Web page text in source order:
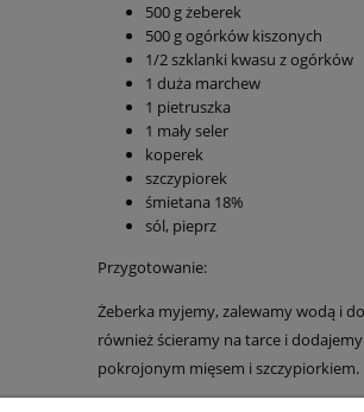
500 g żeberek
500 g ogórków kiszonych
1/2 szklanki kwasu z ogórków
1 duża marchew
1 pietruszka
1 mały seler
koperek
szczypiorek
śmietana 18%
sól, pieprz
Przygotowanie:
Żeberka myjemy, zalewamy wodą i
również ścieramy na tarce i
pokrojonym mięsem i szczypiorkiem.